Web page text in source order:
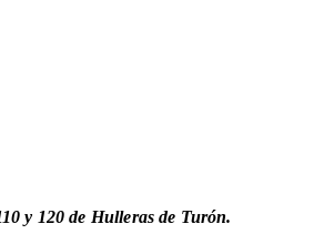
y 120 de Hulleras de Turón.